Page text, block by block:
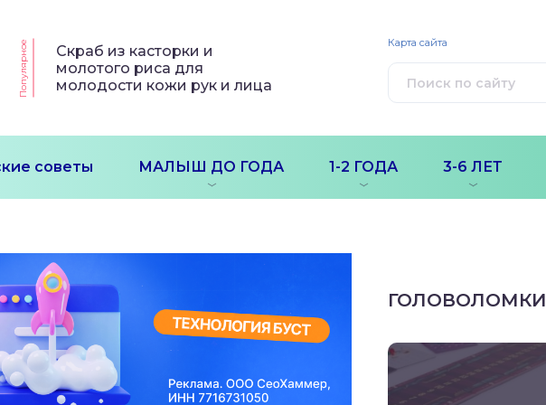
Популярное
Скраб из касторки и
молотого риса для
молодости кожи рук и лица
советы МАЛЫШ ДО ГОДА 1-2 ГОДА 3-6 ЛЕТ
Карта сайта
ГОЛОВОЛОМКИ